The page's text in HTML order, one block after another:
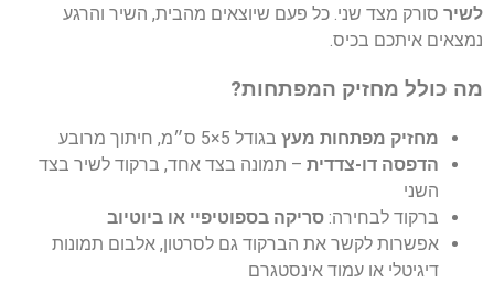
סורק מצד שני. כל פעם שיוצאים מהבית, השיר והרגע
איתכם בכיס.
מחזיק המפתחות?
מחזיק מפתחות מעץבגודל 5×5 ס״מ, חיתוך מרובע
הדפסה דו-צדדית– תמונה בצד אחד, ברקוד לשיר בצד
ברקוד לבחירה:סריקה בספוטיפיי או ביוטיוב
אפשרות לקשר את הברקוד גם לסרטון, אלבום תמונות
דיגיטלי או עמוד אינסטגרם